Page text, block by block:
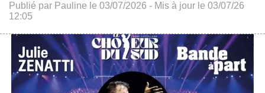
Publié par Pauline le 03/07/2026 - Mis à jour le 03/07/26
12:05